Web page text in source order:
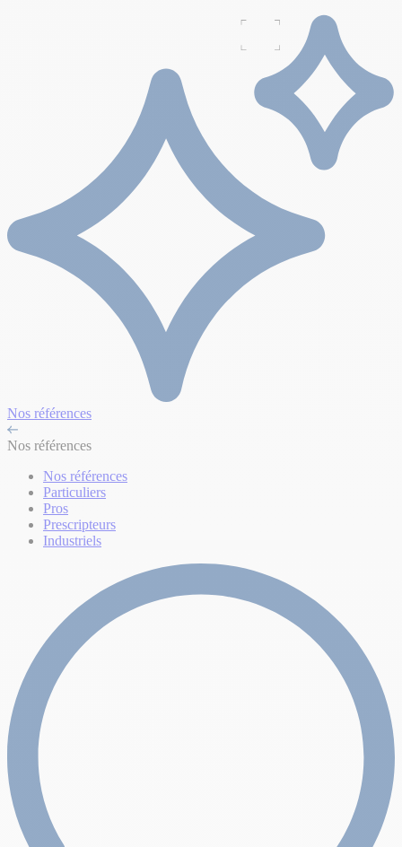
Nos références
Nos références
Nos références
Particuliers
Pros
Prescripteurs
Industriels